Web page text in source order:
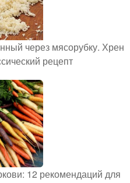
через мясорубку. Хрен
рецепт
12 рекомендаций для